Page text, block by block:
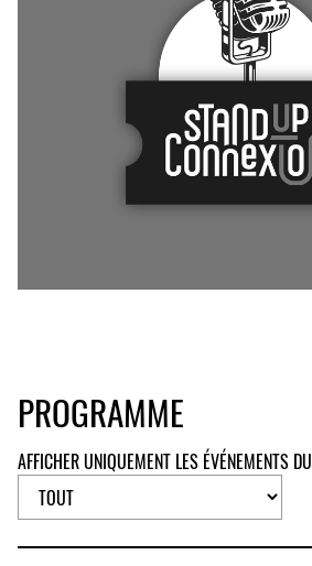
PROGRAMME
AFFICHER UNIQUEMENT LES ÉVÉNEMENTS DU